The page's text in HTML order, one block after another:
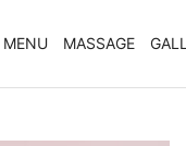
MENU MASSAGE